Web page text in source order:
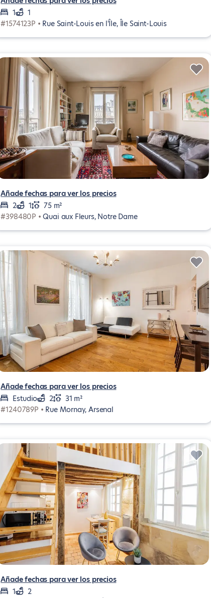
1
1
#1574123P • Rue Saint-Louis en l'Île, Île Saint-Louis
Añade fechas para ver los precios
2
1
75 m²
#398480P •Quai aux Fleurs, Notre Dame
Añade fechas para ver los precios
Estudio
2
31 m²
#1240789P • Rue Mornay, Arsenal
Añade fechas para ver los precios
1
2